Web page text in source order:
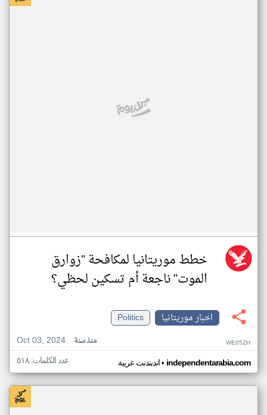
خطط موريتانيا لمكافحة "زوارق
الموت" ناجعة أم تسكين لحظي؟
اخبار موريتانيا
Politics
Oct 03, 2024
منذ سنة WE05ZH
اندبندنت عربية• independentarabia.com عدد الكلمات: ٥١٨